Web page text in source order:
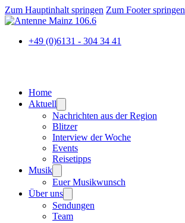
Zum Hauptinhalt springen Zum Footer springen
+49 (0)6131 - 304 34 41
Home
Aktuell
Nachrichten aus der Region
Blitzer
Interview der Woche
Events
Reisetipps
Musik
Euer Musikwunsch
Über uns
Sendungen
Team